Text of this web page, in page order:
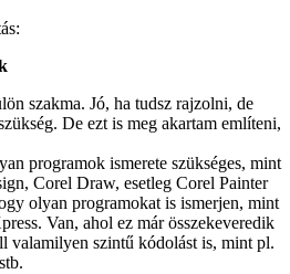
szakma. Jó, ha tudsz rajzolni, de
De ezt is meg akartam említeni,
programok ismerete szükséges, mint
Corel Draw, esetleg Corel Painter
olyan programokat is ismerjen, mint
Van, ahol ez már összekeveredik
valamilyen szintű kódolást is, mint pl.